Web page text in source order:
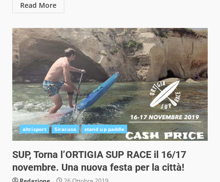
Read More
altrisport Siracusa stand up paddle
SUP, Torna l’ORTIGIA SUP RACE il 16/17
novembre. Una nuova festa per la città!